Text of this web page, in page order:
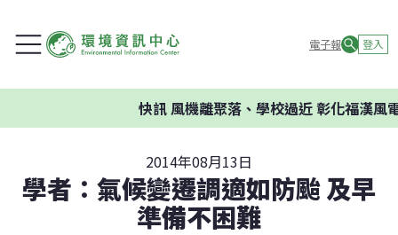
電子報 登入
快訊風機離聚落、學校過近 彰化福漢風電
2014年08月13日
學者：氣候變遷調適如防颱 及早
準備不困難